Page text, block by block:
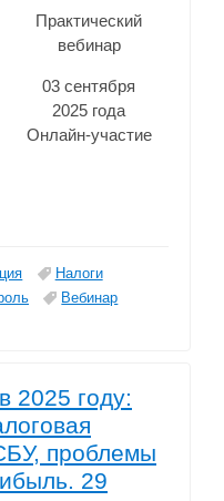
Практический
вебинар
03 сентября
2025 года
Онлайн-участие
Налоги
Вебинар
2025 году:
проблемы
29